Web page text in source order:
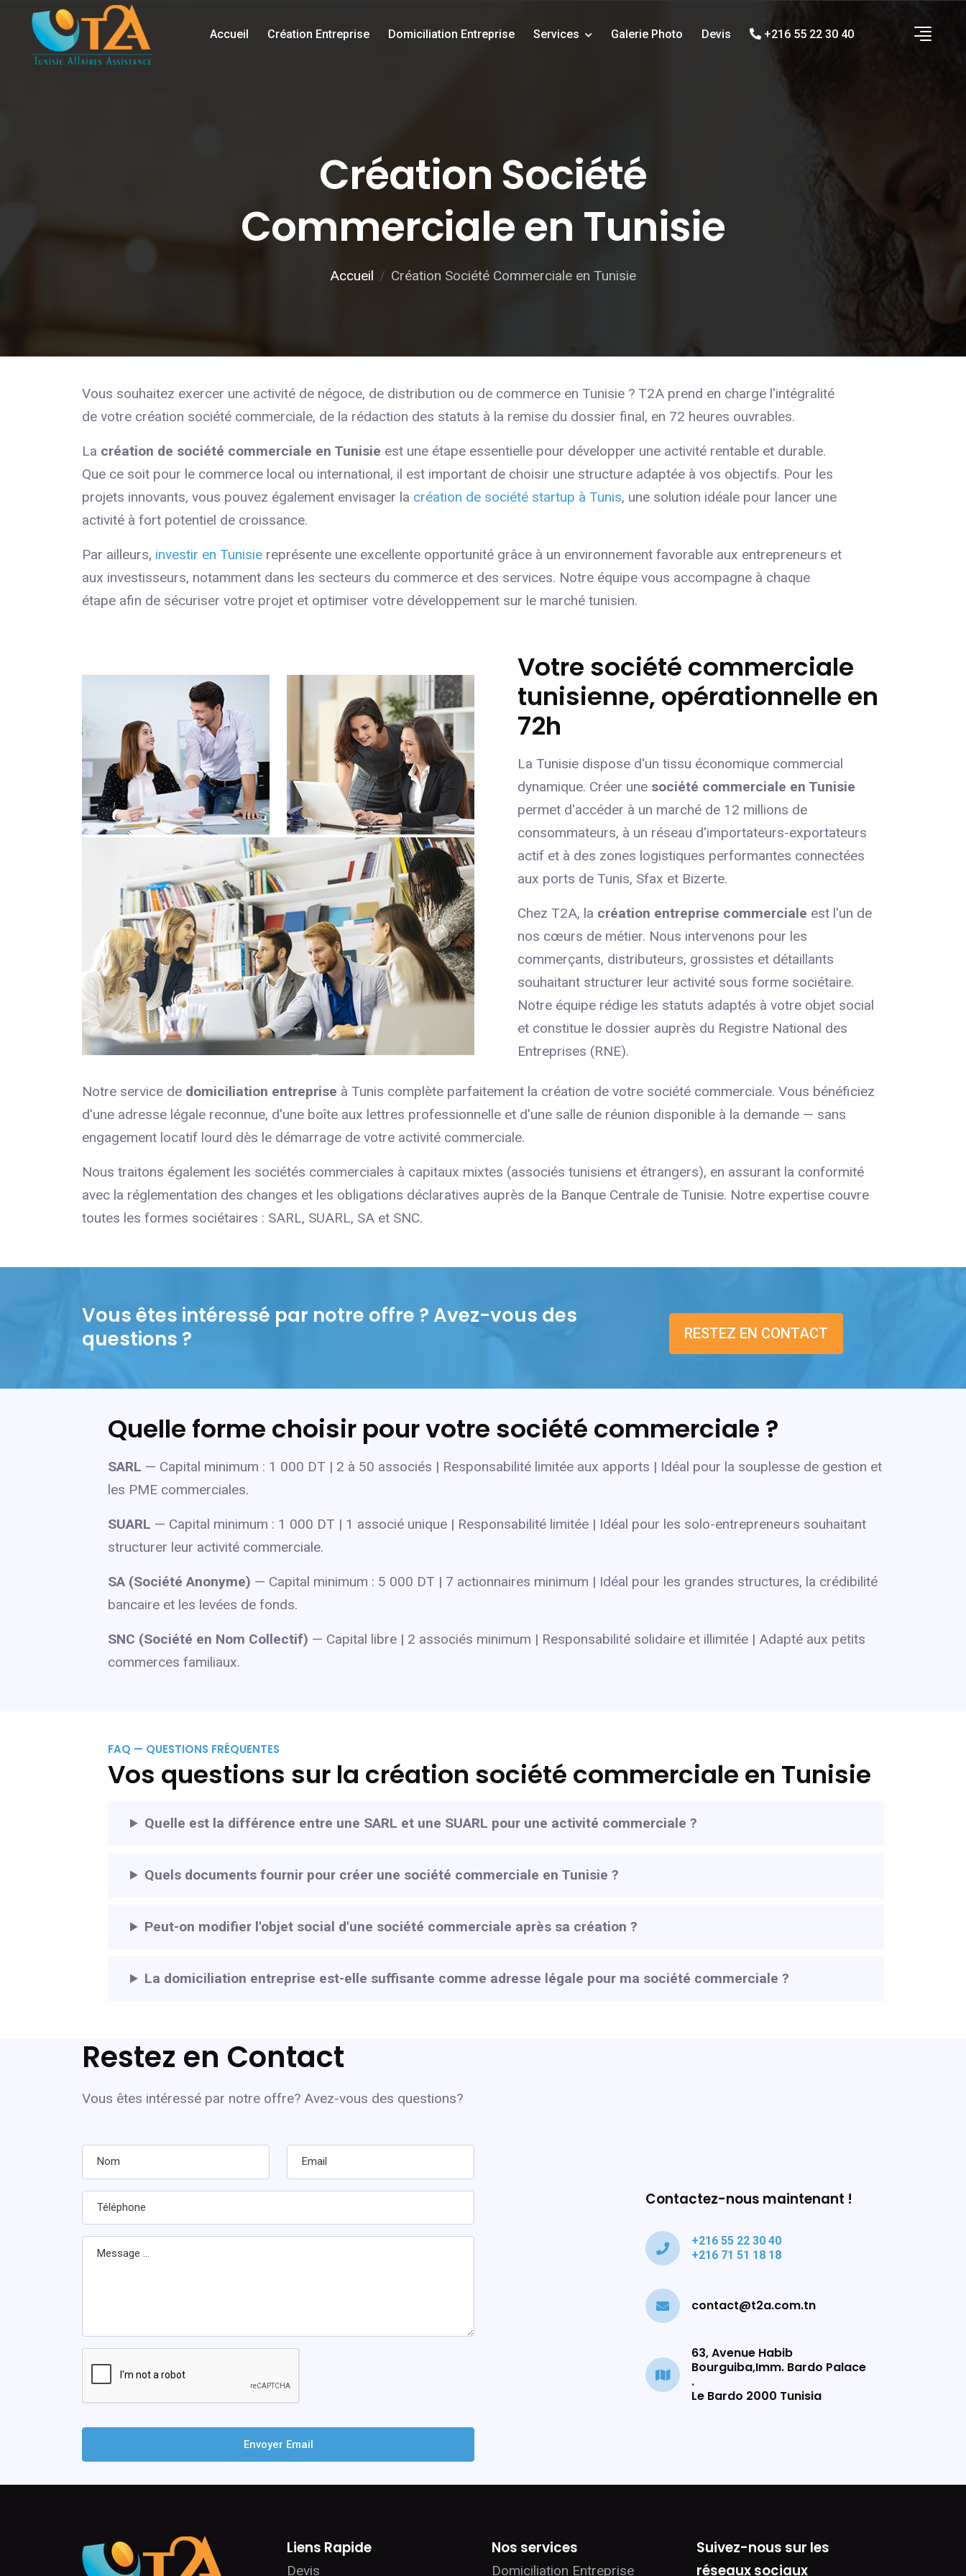
Passer
contenu
Accueil Création Entreprise Domiciliation Entreprise Services Galerie Photo Devis +216 55 22 30 40
Création Société
Commerciale en Tunisie
Accueil Création Société Commerciale en Tunisie
Vous souhaitez exercer une activité de négoce, de distribution ou de commerce en Tunisie ? T2A prend en charge l'intégralité
de votre création société commerciale, de la rédaction des statuts à la remise du dossier final, en 72 heures ouvrables.
La création de société commerciale en Tunisie est une étape essentielle pour développer une activité rentable et durable.
Que ce soit pour le commerce local ou international, il est important de choisir une structure adaptée à vos objectifs. Pour les
projets innovants, vous pouvez également envisager la création de société startup à Tunis, une solution idéale pour lancer une
activité à fort potentiel de croissance.
Par ailleurs, investir en Tunisie représente une excellente opportunité grâce à un environnement favorable aux entrepreneurs et
aux investisseurs, notamment dans les secteurs du commerce et des services. Notre équipe vous accompagne à chaque
étape afin de sécuriser votre projet et optimiser votre développement sur le marché tunisien.
Votre société commerciale
tunisienne, opérationnelle en
72h
La Tunisie dispose d'un tissu économique commercial
dynamique. Créer une société commerciale en Tunisie
permet d'accéder à un marché de 12 millions de
consommateurs, à un réseau d'importateurs-exportateurs
actif et à des zones logistiques performantes connectées
aux ports de Tunis, Sfax et Bizerte.
Chez T2A, la création entreprise commerciale est l'un de
nos cœurs de métier. Nous intervenons pour les
commerçants, distributeurs, grossistes et détaillants
souhaitant structurer leur activité sous forme sociétaire.
Notre équipe rédige les statuts adaptés à votre objet social
et constitue le dossier auprès du Registre National des
Entreprises (RNE).
Notre service de domiciliation entreprise à Tunis complète parfaitement la création de votre société commerciale. Vous bénéficiez
d'une adresse légale reconnue, d'une boîte aux lettres professionnelle et d'une salle de réunion disponible à la demande — sans
engagement locatif lourd dès le démarrage de votre activité commerciale.
Nous traitons également les sociétés commerciales à capitaux mixtes (associés tunisiens et étrangers), en assurant la conformité
avec la réglementation des changes et les obligations déclaratives auprès de la Banque Centrale de Tunisie. Notre expertise couvre
toutes les formes sociétaires : SARL, SUARL, SA et SNC.
Vous êtes intéressé par notre offre ? Avez-vous des
questions ?
RESTEZ EN CONTACT
Quelle forme choisir pour votre société commerciale ?
SARL — Capital minimum : 1 000 DT | 2 à 50 associés | Responsabilité limitée aux apports | Idéal pour la souplesse de gestion et
les PME commerciales.
SUARL — Capital minimum : 1 000 DT | 1 associé unique | Responsabilité limitée | Idéal pour les solo-entrepreneurs souhaitant
structurer leur activité commerciale.
SA (Société Anonyme) — Capital minimum : 5 000 DT | 7 actionnaires minimum | Idéal pour les grandes structures, la crédibilité
bancaire et les levées de fonds.
SNC (Société en Nom Collectif) — Capital libre | 2 associés minimum | Responsabilité solidaire et illimitée | Adapté aux petits
commerces familiaux.
FAQ — QUESTIONS FRÉQUENTES
Vos questions sur la création société commerciale en Tunisie
Quelle est la différence entre une SARL et une SUARL pour une activité commerciale ?
Quels documents fournir pour créer une société commerciale en Tunisie ?
Peut-on modifier l'objet social d'une société commerciale après sa création ?
La domiciliation entreprise est-elle suffisante comme adresse légale pour ma société commerciale ?
Restez en Contact
Vous êtes intéressé par notre offre? Avez-vous des questions?
Envoyer Email
Contactez-nous maintenant !
+216 55 22 30 40
+216 71 51 18 18
contact@t2a.com.tn
63, Avenue Habib
Bourguiba,Imm. Bardo Palace
.
Le Bardo 2000 Tunisia
Liens Rapide
Devis
Nos services
Domiciliation Entreprise
Suivez-nous sur les
réseaux sociaux